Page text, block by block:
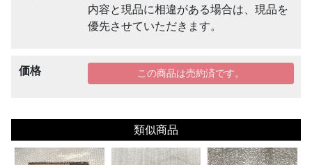
内容と現品に相違がある場合は、現品を
優先させていただきます。
価格 この商品は売約済です。
類似商品